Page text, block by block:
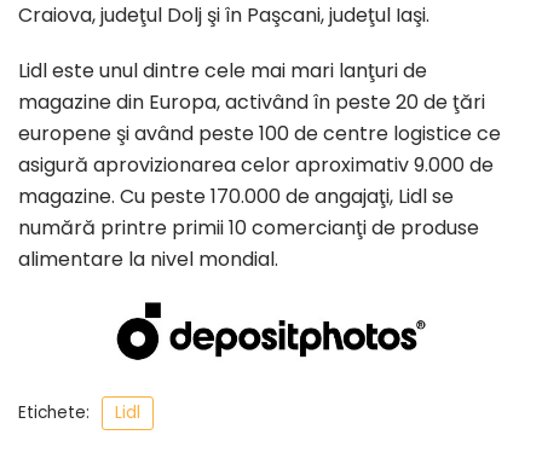
Craiova, judeţul Dolj şi în Paşcani, judeţul Iaşi.
Lidl este unul dintre cele mai mari lanţuri de
magazine din Europa, activând în peste 20 de ţări
europene şi având peste 100 de centre logistice ce
asigură aprovizionarea celor aproximativ 9.000 de
magazine. Cu peste 170.000 de angajaţi, Lidl se
numără printre primii 10 comercianţi de produse
alimentare la nivel mondial.
Etichete: Lidl